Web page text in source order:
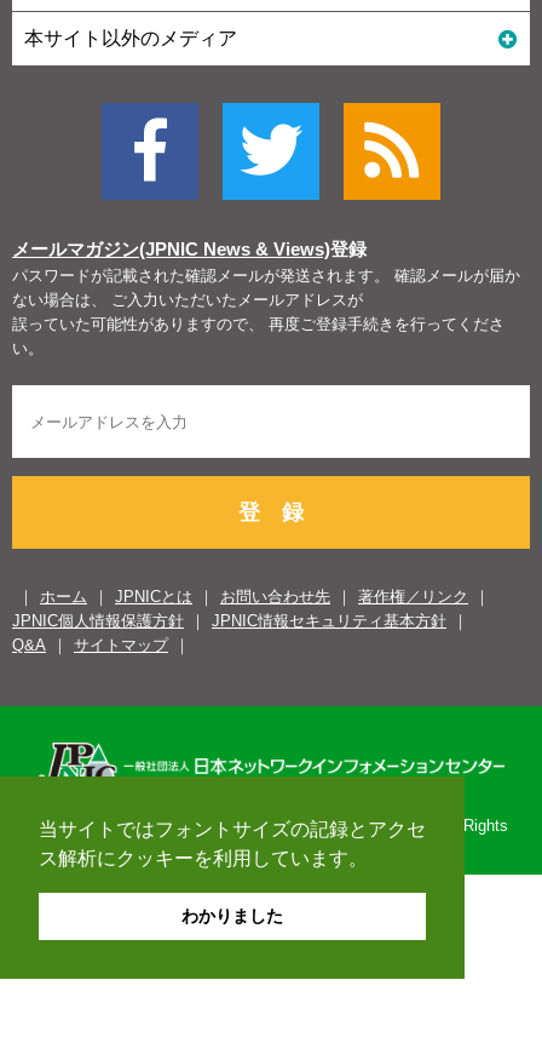
当サイトではフォントサイズの記録とアクセ
ス解析にクッキーを利用しています。
わかりました
本サイト以外のメディア
メールマガジン(JPNIC News & Views)登録
パスワードが記載された確認メールが発送されます。 確認メールが届か
ない場合は、 ご入力いただいたメールアドレスが
誤っていた可能性がありますので、 再度ご登録手続きを行ってくださ
い。
登 録
ホーム JPNICとは お問い合わせ先
著作権／リンク
JPNIC個人情報保護方針
JPNIC情報セキュリティ基本方針
Q&A
サイトマップ
Copyright© 1996-2026 Japan Network Information Center. All Rights
Reserved.